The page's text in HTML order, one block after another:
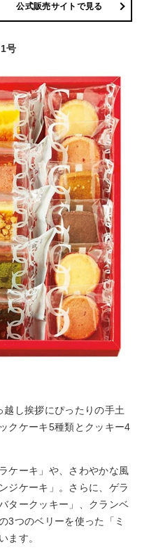
公式販売サイトで見る
号
し挨拶にぴったりの手土
クケーキ5種類とクッキー4
ケーキ」や、さわやかな風
ジケーキ」。さらに、ゲラ
タークッキー」、クランベ
3つのベリーを使った「ミ
ます。